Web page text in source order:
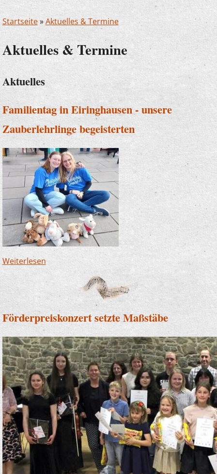
Startseite»Aktuelles & Termine
Aktuelles & Termine
Aktuelles
Familientag in Eiringhausen - unsere
Zauberlehrlinge begeisterten
Weiterlesen über Familientag in Eiringhausen - unsere
Zauberlehrlinge begeisterten
Förderpreiskonzert setzte Maßstäbe